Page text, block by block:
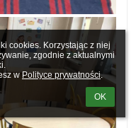
cookies. Korzystając z niej
zgodnie z aktualnymi
w Polityce prywatności.
OK